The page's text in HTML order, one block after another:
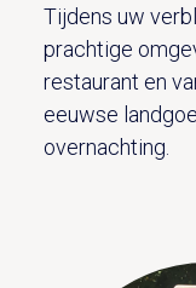
Tijdens uw
prachtige
restaurant en
eeuwse
overnachting.